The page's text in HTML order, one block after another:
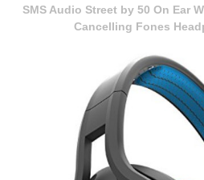
SMS Audio Street by 50 On Ear
Cancelling Fones